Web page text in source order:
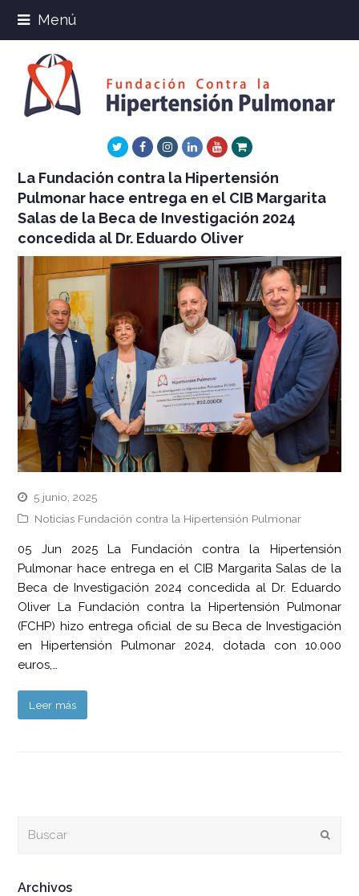
Menú
TwitterFacebookInstagram
LinkedInYoutube
Xing
La Fundación contra la Hipertensión
Pulmonar hace entrega en el CIB Margarita
Salas de la Beca de Investigación 2024
concedida al Dr. Eduardo Oliver
5 junio, 2025
Noticias Fundación contra la Hipertensión Pulmonar
05 Jun 2025 La Fundación contra la Hipertensión
Pulmonar hace entrega en el CIB Margarita Salas de la
Beca de Investigación 2024 concedida al Dr. Eduardo
Oliver La Fundación contra la Hipertensión Pulmonar
(FCHP) hizo entrega oficial de su Beca de Investigación
en Hipertensión Pulmonar 2024, dotada con 10.000
euros,…
Leer más
Archivos